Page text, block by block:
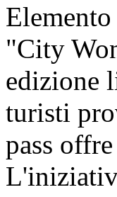
"City
edizione
turisti
pass